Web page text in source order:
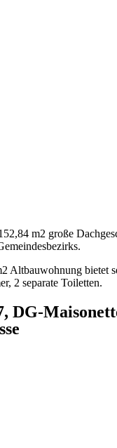
m2 große
Altbauwohnung bietet
2 separate Toiletten.
DG-